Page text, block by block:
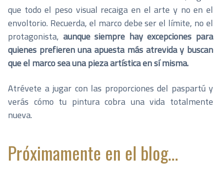
que todo el peso visual recaiga en el arte y no en el
envoltorio. Recuerda, el marco debe ser el límite, no el
protagonista, aunque siempre hay excepciones para
quienes prefieren una apuesta más atrevida y buscan
que el marco sea una pieza artística en sí misma.
Atrévete a jugar con las proporciones del paspartú y
verás cómo tu pintura cobra una vida totalmente
nueva.
Próximamente en el blog…